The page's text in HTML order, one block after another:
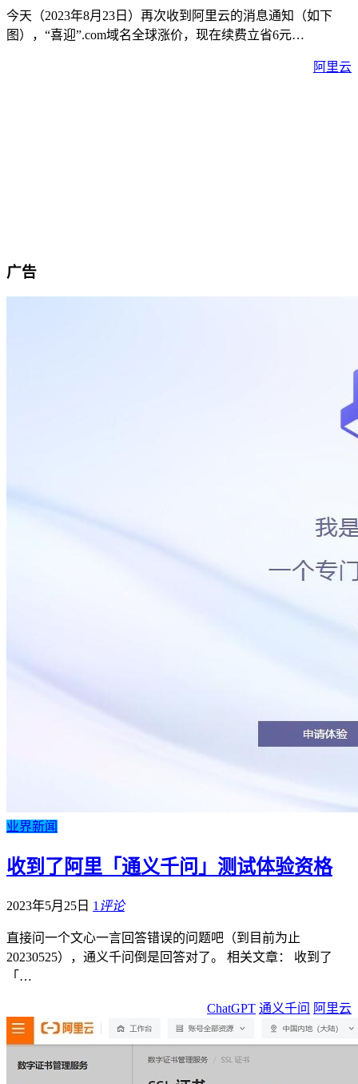
今天（2023年8月23日）再次收到阿里云的消息通知（如下
图），“喜迎”.com域名全球涨价，现在续费立省6元…
阿里云
广告
业界新闻
收到了阿里「通义千问」测试体验资格
2023年5月25日 1 评论
直接问一个文心一言回答错误的问题吧（到目前为止
20230525），通义千问倒是回答对了。 相关文章： 收到了
「…
ChatGPT 通义千问 阿里云